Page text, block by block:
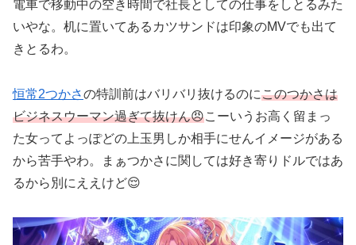
電車で移動中の空き時間で社長としての仕事をしとるみた
いやな。机に置いてあるカツサンドは印象のMVでも出て
きとるわ。
恒常2つかさの特訓前はバリバリ抜けるのにこのつかさは
ビジネスウーマン過ぎて抜けん😠こーいうお高く留まっ
た女ってよっぽどの上玉男しか相手にせんイメージがある
から苦手やわ。まぁつかさに関しては好き寄りドルではあ
るから別にええけど😌